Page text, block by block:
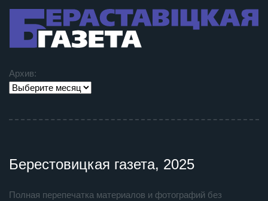
Архив:
Берестовицкая газета, 2025
Полная перепечатка материалов и фотографий без